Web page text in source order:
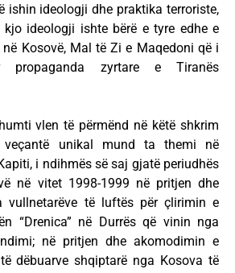
ishin ideologji dhe praktika terroriste,
ideologji ishte bërë e tyre edhe e
Kosovë, Mal të Zi e Maqedoni që i
propaganda zyrtare e Tiranës
vlen të përmënd në këtë shkrim
unikal mund ta themi në
i ndihmës së saj gjatë periudhës
në vitet 1998-1999 në pritjen dhe
vullnetarëve të luftës për çlirimin e
“Drenica” në Durrës që vinin nga
në pritjen dhe akomodimin e
dëbuarve shqiptarë nga Kosova të